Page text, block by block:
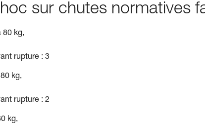
sur chutes normatives
80 kg,
rupture : 3
kg,
rupture : 2
kg,